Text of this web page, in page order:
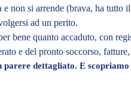
e non si arrende(brava, ha tutto
ad un perito.
bene quanto accaduto, con
e del pronto soccorso,
dettagliato. E scopriamo